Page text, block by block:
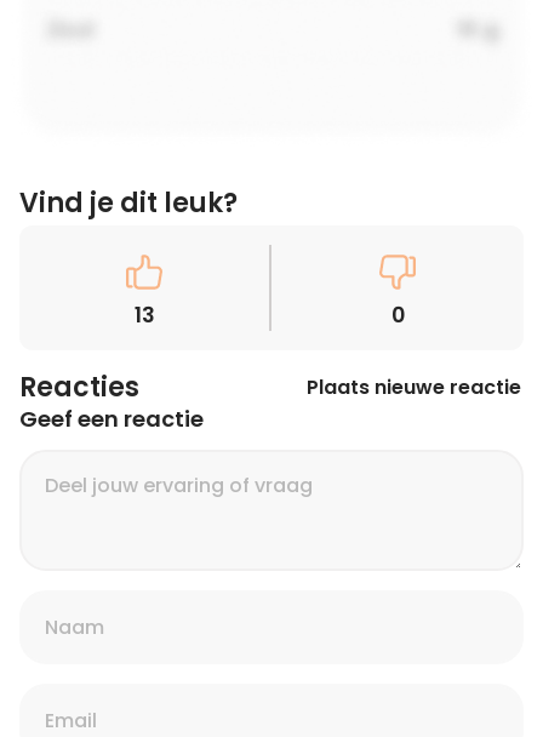
Vind je dit leuk?
13 0
Reacties Plaats nieuwe reactie
Geef een reactie